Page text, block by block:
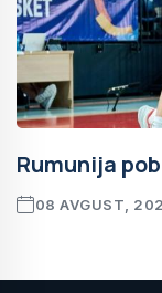
Rumunija
08 AVGUST,